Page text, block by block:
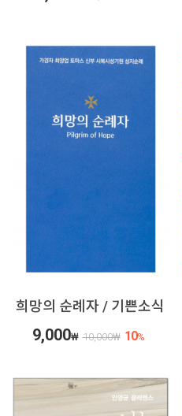
희망의 순례자 / 기쁜소식
9,000₩ 10,000₩ 10%